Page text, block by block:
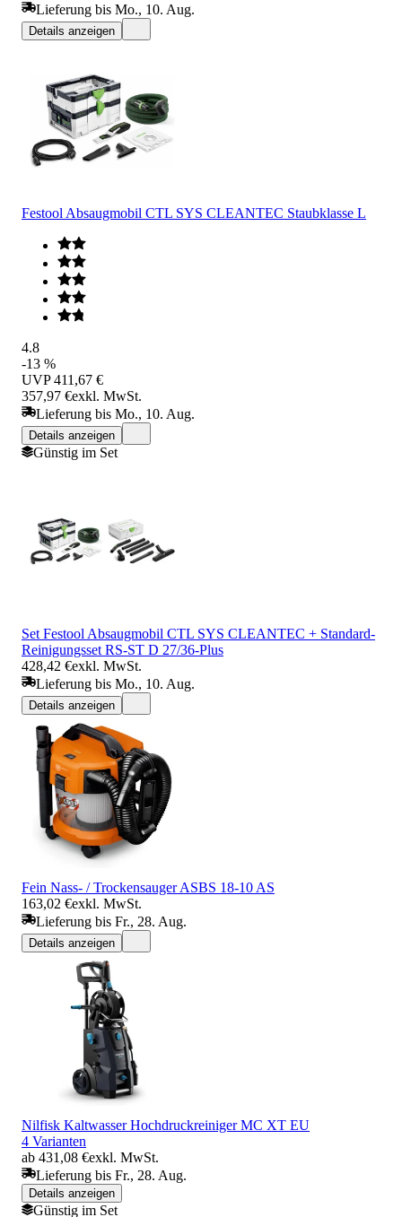
Lieferung bis Mo., 10. Aug.
Details anzeigen
Festool Absaugmobil CTL SYS CLEANTEC Staubklasse L
4.8
-13 %
UVP 411,67 €
357,97 €exkl. MwSt.
Lieferung bis Mo., 10. Aug.
Details anzeigen
Günstig im Set
Set Festool Absaugmobil CTL SYS CLEANTEC + Standard-
Reinigungsset RS-ST D 27/36-Plus
428,42 €exkl. MwSt.
Lieferung bis Mo., 10. Aug.
Details anzeigen
Fein Nass- / Trockensauger ASBS 18-10 AS
163,02 €exkl. MwSt.
Lieferung bis Fr., 28. Aug.
Details anzeigen
Nilfisk Kaltwasser Hochdruckreiniger MC XT EU
4 Varianten
ab 431,08 €exkl. MwSt.
Lieferung bis Fr., 28. Aug.
Details anzeigen
Günstig im Set